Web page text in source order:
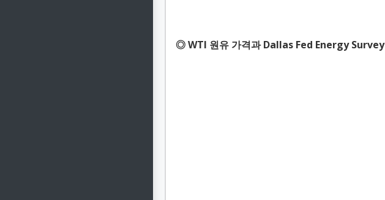
◎ WTI 원유 가격과 Dallas Fed Energy Survey